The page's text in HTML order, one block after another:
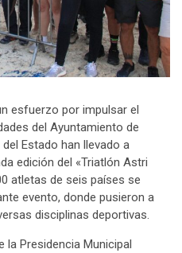
esfuerzo por impulsar el
del Ayuntamiento de
Estado han llevado a
edición del «Triatlón Astri
atletas de seis países se
evento, donde pusieron a
disciplinas deportivas.
la Presidencia Municipal